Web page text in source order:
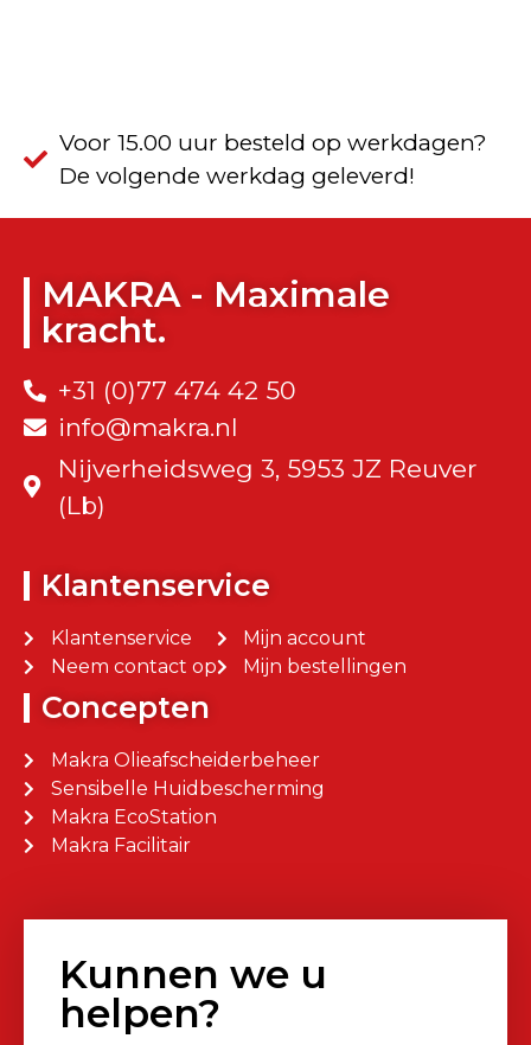
Voor 15.00 uur besteld op werkdagen?
De volgende werkdag geleverd!
MAKRA - Maximale
kracht.
+31 (0)77 474 42 50
info@makra.nl
Nijverheidsweg 3, 5953 JZ Reuver
(Lb)
Klantenservice
Klantenservice
Neem contact op
Mijn account
Mijn bestellingen
Concepten
Makra Olieafscheiderbeheer
Sensibelle Huidbescherming
Makra EcoStation
Makra Facilitair
Kunnen we u
helpen?